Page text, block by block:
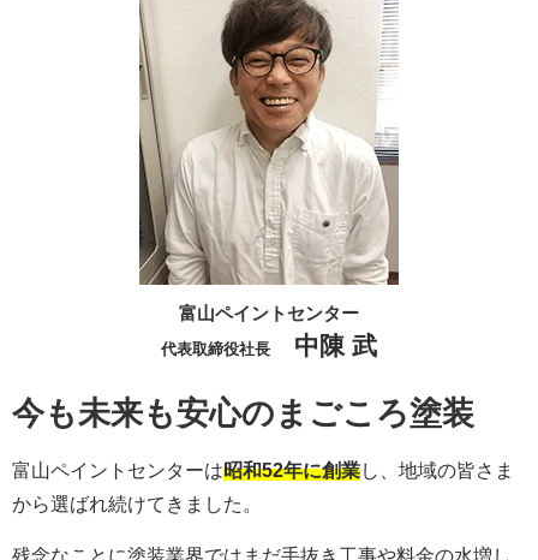
富山ペイントセンター
代表取締役社長 中陳 武
今も未来も安心のまごころ塗装
富山ペイントセンターは昭和52年に創業し、地域の皆さま
から選ばれ続けてきました。
残念なことに塗装業界ではまだ手抜き工事や料金の水増し